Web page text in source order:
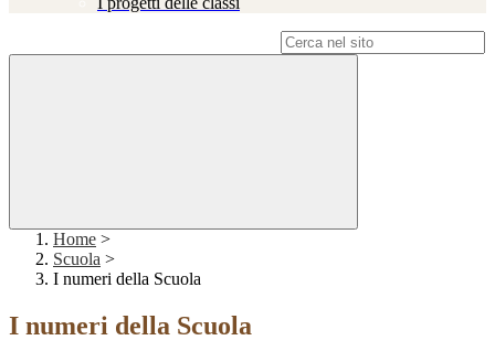
Home >
Scuola >
I numeri della Scuola
I numeri della Scuola